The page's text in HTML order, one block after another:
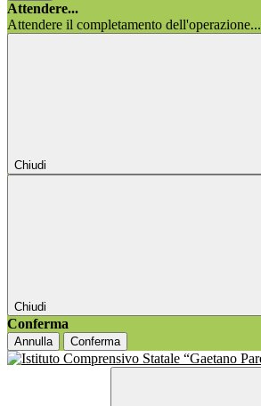
Attendere...
Attendere il completamento dell'operazione...
Chiudi
Chiudi
Conferma
Annulla Conferma